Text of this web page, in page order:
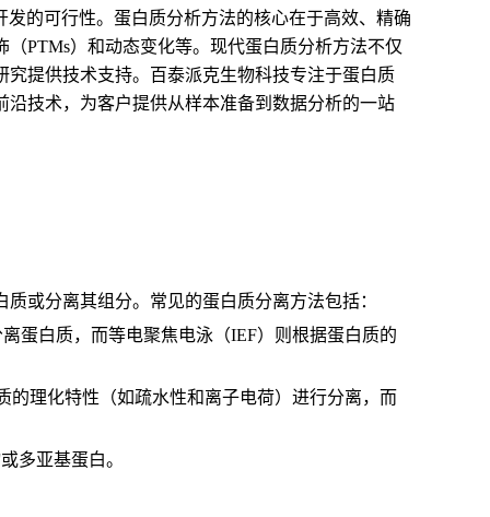
发的可行性。蛋白质分析方法的核心在于高效、精确
PTMs）和动态变化等。现代蛋白质分析方法不仅
提供技术支持。百泰派克生物科技专注于蛋白质
技术，为客户提供从样本准备到数据分析的一站
或分离其组分。常见的蛋白质分离方法包括：
蛋白质，而等电聚焦电泳（IEF）则根据蛋白质的
理化特性（如疏水性和离子电荷）进行分离，而
多亚基蛋白。